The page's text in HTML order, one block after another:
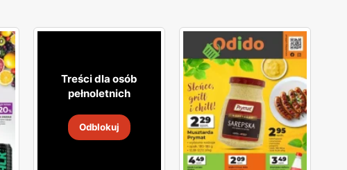
Treści dla osób
pełnoletnich
Odblokuj